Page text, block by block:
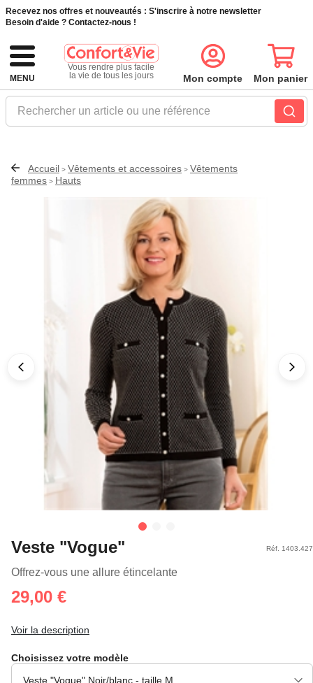
Recevez nos offres et nouveautés : S'inscrire à notre newsletter
Besoin d'aide ? Contactez-nous !
MENU
Vous rendre plus facile
la vie de tous les jours
Rechercher un article ou une référence
Mon compte Mon panier
Accueil > Vêtements et accessoires > Vêtements
femmes > Hauts
Veste "Vogue"
Offrez-vous une allure étincelante
Réf. 1403.427
29,00 €
Voir la description
Choisissez votre modèle